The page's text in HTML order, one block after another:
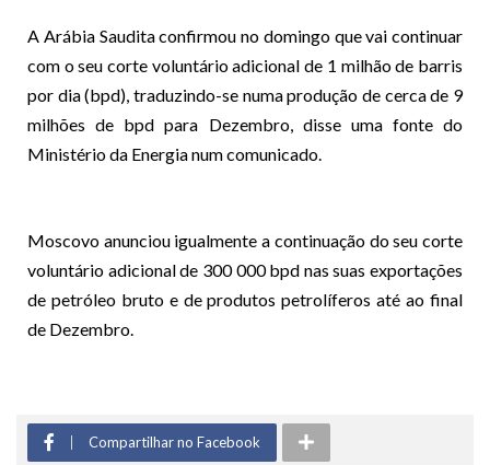
A Arábia Saudita confirmou no domingo que vai continuar
com o seu corte voluntário adicional de 1 milhão de barris
por dia (bpd), traduzindo-se numa produção de cerca de 9
milhões de bpd para Dezembro, disse uma fonte do
Ministério da Energia num comunicado.
Moscovo anunciou igualmente a continuação do seu corte
voluntário adicional de 300 000 bpd nas suas exportações
de petróleo bruto e de produtos petrolíferos até ao final
de Dezembro.
Compartilhar no Facebook